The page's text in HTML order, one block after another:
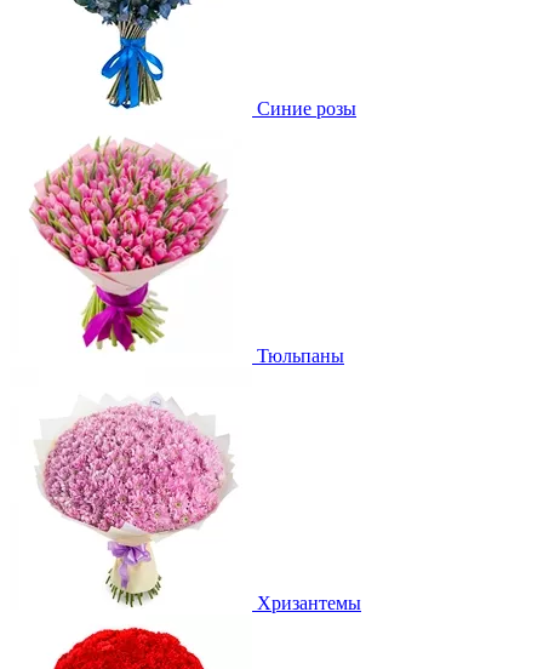
Синие розы
Тюльпаны
Хризантемы